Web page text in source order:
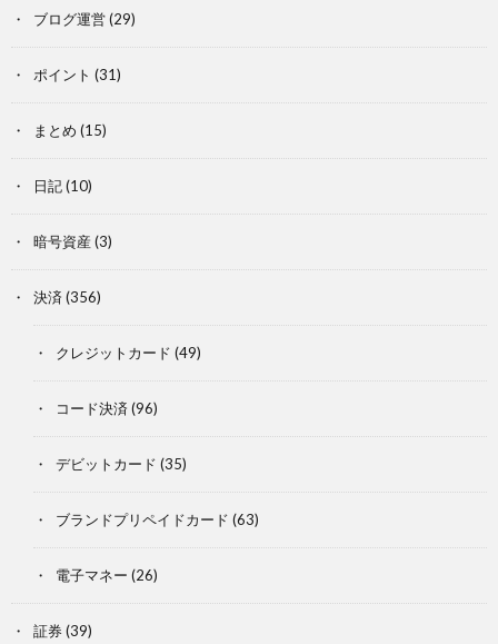
ブログ運営(29)
ポイント (31)
まとめ (15)
日記(10)
暗号資産 (3)
決済 (356)
クレジットカード (49)
コード決済 (96)
デビットカード (35)
ブランドプリペイドカード (63)
電子マネー (26)
証券(39)